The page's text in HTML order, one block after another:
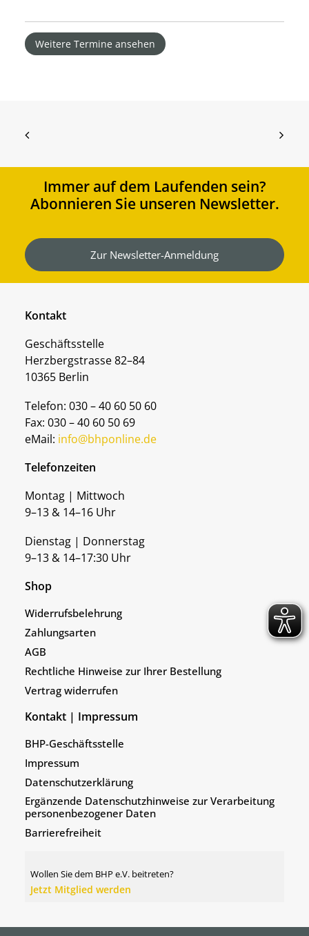
Weitere Termine ansehen
Immer auf dem Laufenden sein?
Abonnieren Sie unseren Newsletter.
Zur Newsletter-Anmeldung
Kontakt
Geschäftsstelle
Herzbergstrasse 82–84
10365 Berlin
Telefon: 030 – 40 60 50 60
Fax: 030 – 40 60 50 69
eMail: info@bhponline.de
Telefonzeiten
Montag | Mittwoch
9–13 & 14–16 Uhr
Dienstag | Donnerstag
9–13 & 14–17:30 Uhr
Shop
Widerrufsbelehrung
Zahlungsarten
AGB
Rechtliche Hinweise zur Ihrer Bestellung
Vertrag widerrufen
Kontakt | Impressum
BHP-Geschäftsstelle
Impressum
Datenschutzerklärung
Ergänzende Datenschutzhinweise zur Verarbeitung
personenbezogener Daten
Barrierefreiheit
Wollen Sie dem BHP e.V. beitreten?
Jetzt Mitglied werden